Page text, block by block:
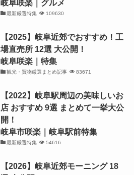
岐阜咲楽｜グルメ
最新厳選特集 109630
【2025】岐阜近郊でおすすめ！工
場直売所 12選 大公開！
岐阜咲楽｜特集
観光・買物厳選まとめ記事 83671
【2022】岐阜駅周辺の美味しいお
店 おすすめ 9選 まとめて一挙大公
開！
岐阜市咲楽｜岐阜駅前特集
最新厳選特集 54616
【2026】岐阜近郊モーニング 18